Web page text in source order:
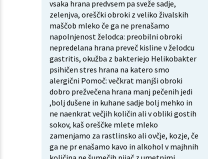
vsaka hrana predvsem pa sveže sadje,
zelenjva, oreščki obroki z veliko živalskih
maščob mleko če ga ne prenašamo
napolnjenost želodca: preobilni obroki
nepredelana hrana preveč kisline v želodcu
gastritis, okužba z bakteriejo Helikobakter
psihičen stres hrana na katero smo
alergični Pomoč: večkrat manjši obroki
dobro prežvečena hrana manj pečenih jedi
,bolj dušene in kuhane sadje bolj mehko in
ne naenkrat večjih količin ali v obliki gostih
sokov, kaš oreščke mlete mleko
zamenjamo za rastlinsko ali ovčje, kozje, če
ga ne pr enašamo kavo in alkohol v majhnih